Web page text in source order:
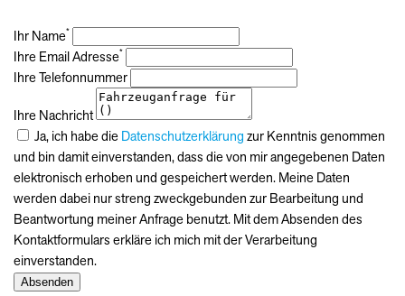
Ihr Name*
Ihre Email Adresse*
Ihre Telefonnummer
Ihre Nachricht
Ja, ich habe die Datenschutzerklärung zur Kenntnis genommen
und bin damit einverstanden, dass die von mir angegebenen Daten
elektronisch erhoben und gespeichert werden. Meine Daten
werden dabei nur streng zweckgebunden zur Bearbeitung und
Beantwortung meiner Anfrage benutzt. Mit dem Absenden des
Kontaktformulars erkläre ich mich mit der Verarbeitung
einverstanden.